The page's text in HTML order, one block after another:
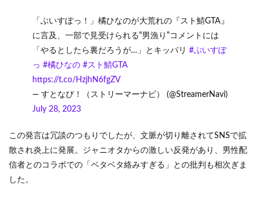
「ぶいすぽっ！」橘ひなのが大荒れの『スト鯖GTA』
に言及、一部で見受けられる“男漁り”コメントには
「やるとしたら裏だろうが…」とキッパリ #ぶいすぽ
っ #橘ひなの #スト鯖GTA
https://t.co/HzjhN6fgZV
— すとなび！（ストリーマーナビ） (@StreamerNavi)
July 28, 2023
この発言は冗談のつもりでしたが、文脈が切り離されてSNSで拡
散され炎上に発展。ジャニオタからの激しい反発があり、男性配
信者とのコラボでの「ベタベタ絡みすぎる」との批判も相次ぎま
した。